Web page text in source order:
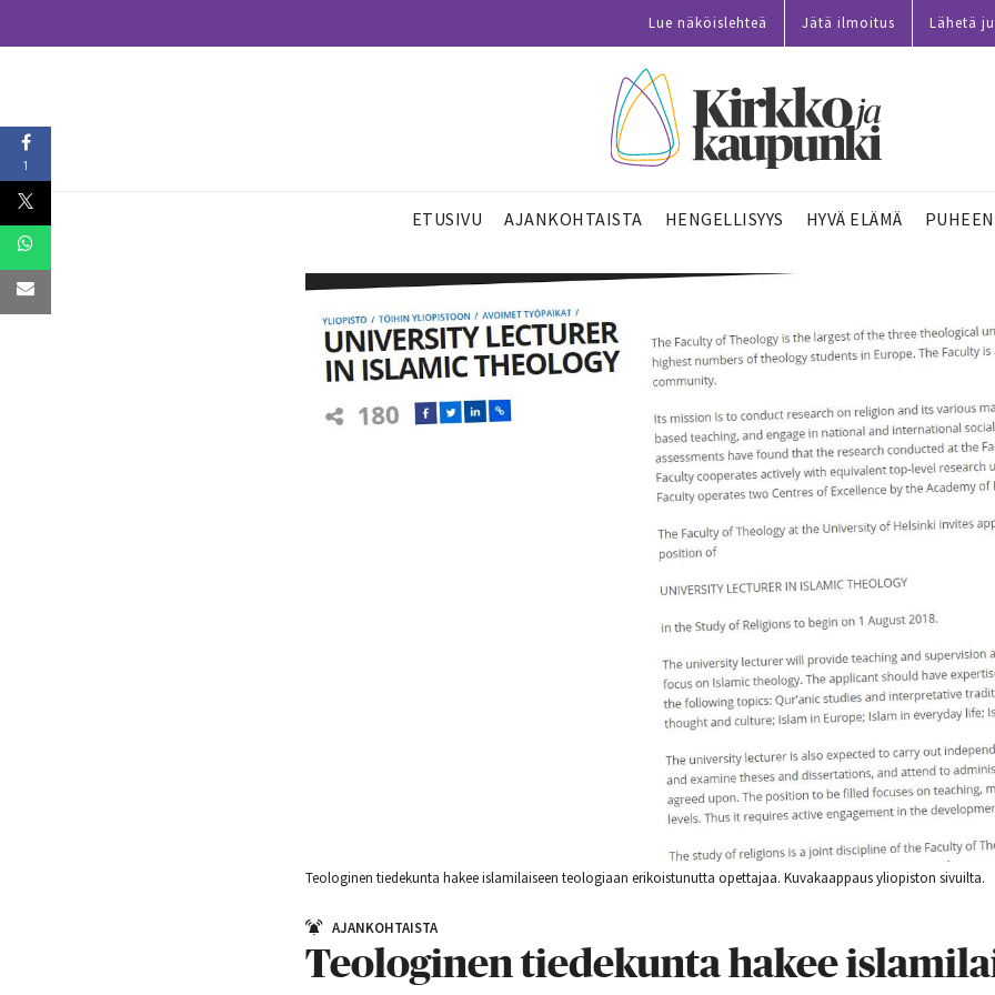
Lue näköislehteä Jätä ilmoitus Lähetä
ETUSIVU AJANKOHTAISTA HENGELLISYYS HYVÄ ELÄMÄ
Teologinen tiedekunta hakee islamilaiseen teologiaan erikoistunutta opettajaa. Kuvakaappaus yliopiston sivuilta.
AJANKOHTAISTA
Teologinen tiedekunta hakee
1